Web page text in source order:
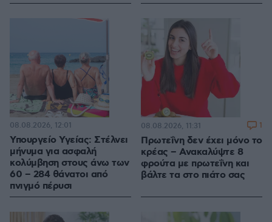
Υπουργείο Υγείας: Στέλνει
μήνυμα για ασφαλή
κολύμβηση στους άνω των
60 – 284 θάνατοι από
πνιγμό πέρυσι
08.08.2026, 12:01
Πρωτεΐνη δεν έχει μόνο το
κρέας – Ανακαλύψτε 8
φρούτα με πρωτεΐνη και
βάλτε τα στο πιάτο σας
08.08.2026, 11:31 1